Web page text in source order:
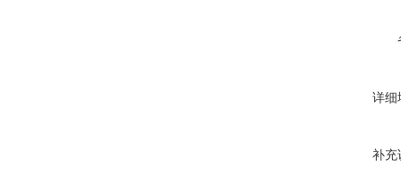
详细
补充